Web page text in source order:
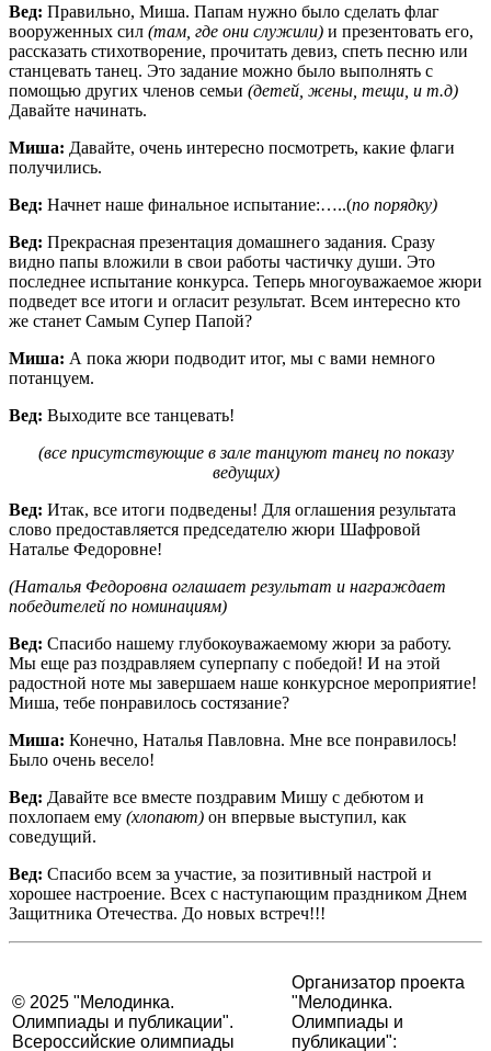
Вед: Правильно, Миша. Папам нужно было сделать флаг
вооруженных сил (там, где они служили) и презентовать его,
рассказать стихотворение, прочитать девиз, спеть песню или
станцевать танец. Это задание можно было выполнять с
помощью других членов семьи (детей, жены, тещи, и т.д)
Давайте начинать.
Миша: Давайте, очень интересно посмотреть, какие флаги
получились.
Вед: Начнет наше финальное испытание:…..(по порядку)
Вед: Прекрасная презентация домашнего задания. Сразу
видно папы вложили в свои работы частичку души. Это
последнее испытание конкурса. Теперь многоуважаемое жюри
подведет все итоги и огласит результат. Всем интересно кто
же станет Самым Супер Папой?
Миша: А пока жюри подводит итог, мы с вами немного
потанцуем.
Вед: Выходите все танцевать!
(все присутствующие в зале танцуют танец по показу
ведущих)
Вед: Итак, все итоги подведены! Для оглашения результата
слово предоставляется председателю жюри Шафровой
Наталье Федоровне!
(Наталья Федоровна оглашает результат и награждает
победителей по номинациям)
Вед: Спасибо нашему глубокоуважаемому жюри за работу.
Мы еще раз поздравляем суперпапу с победой! И на этой
радостной ноте мы завершаем наше конкурсное мероприятие!
Миша, тебе понравилось состязание?
Миша: Конечно, Наталья Павловна. Мне все понравилось!
Было очень весело!
Вед: Давайте все вместе поздравим Мишу с дебютом и
похлопаем ему (хлопают) он впервые выступил, как
соведущий.
Вед: Спасибо всем за участие, за позитивный настрой и
хорошее настроение. Всех с наступающим праздником Днем
Защитника Отечества. До новых встреч!!!
© 2025 "Мелодинка.
Олимпиады и публикации".
Всероссийские олимпиады
Организатор проекта
"Мелодинка.
Олимпиады и
публикации":